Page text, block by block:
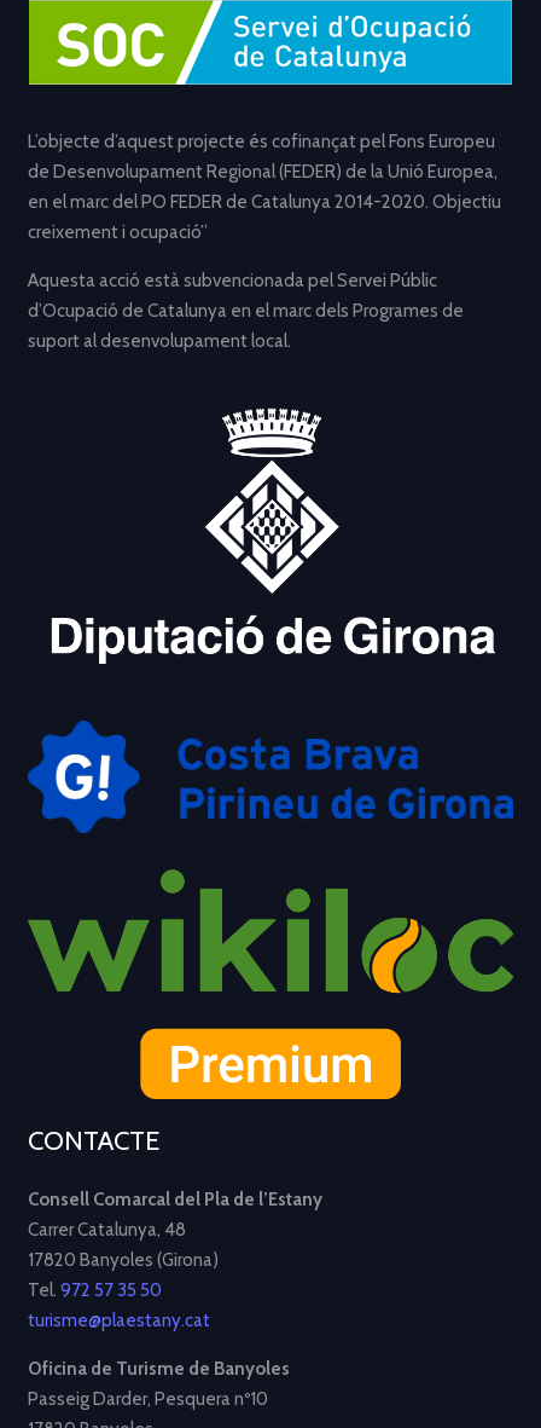
L’objecte d’aquest projecte és cofinançat pel Fons Europeu
de Desenvolupament Regional (FEDER) de la Unió Europea,
en el marc del PO FEDER de Catalunya 2014-2020. Objectiu
creixement i ocupació”
Aquesta acció està subvencionada pel Servei Públic
d’Ocupació de Catalunya en el marc dels Programes de
suport al desenvolupament local.
CONTACTE
Consell Comarcal del Pla de l’Estany
Carrer Catalunya, 48
17820 Banyoles (Girona)
Tel. 972 57 35 50
turisme@plaestany.cat
Oficina de Turisme de Banyoles
Passeig Darder, Pesquera nº10